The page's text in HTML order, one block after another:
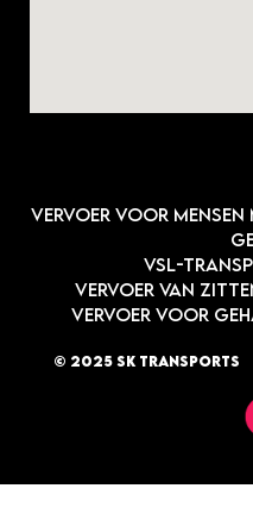
Vervoer voor mensen
VSL-
Vervoer van
Vervoer voor
© 2025 SK Transports